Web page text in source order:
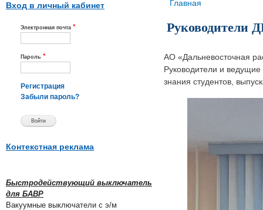
Вход в личный кабинет
Электронная почта *
Пароль *
Регистрация
Забыли пароль?
Контекстная реклама
Быстродействующий выключатель
для БАВР
Вакуумные выключатели с э/м
Вы здесь
Главная
Руководители
АО «Дальневосточная
Руководители и
знания студентов,